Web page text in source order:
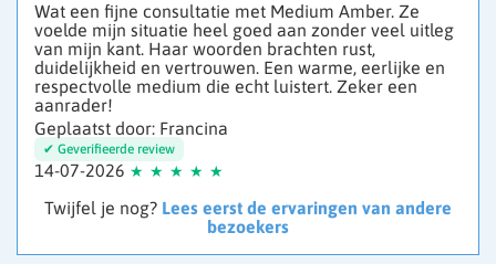
Wat een fijne consultatie met Medium Amber. Ze
voelde mijn situatie heel goed aan zonder veel uitleg
van mijn kant. Haar woorden brachten rust,
duidelijkheid en vertrouwen. Een warme, eerlijke en
respectvolle medium die echt luistert. Zeker een
aanrader!
Geplaatst door: Francina
14-07-2026
Twijfel je nog? Lees eerst de ervaringen van andere
bezoekers